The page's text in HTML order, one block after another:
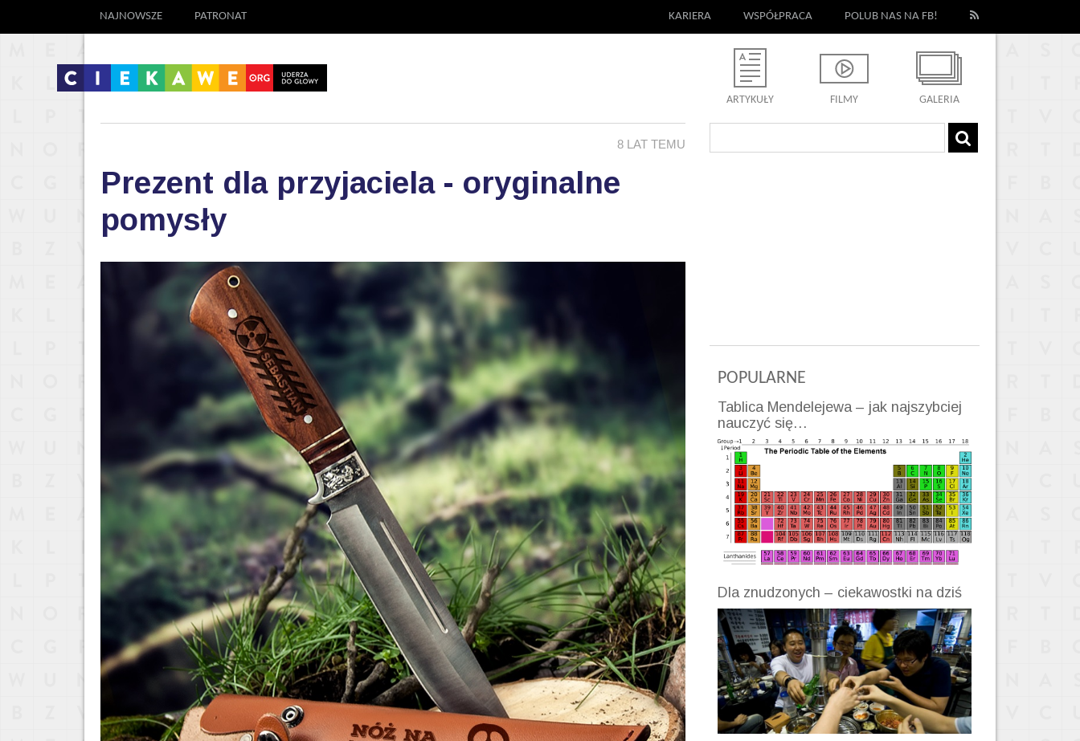
NAJNOWSZE PATRONAT KARIERA WSPÓŁPRACA POLUB NAS NA FB!
ARTYKUŁY FILMY GALERIA
8 LAT TEMU
Prezent dla przyjaciela - oryginalne
pomysły
POPULARNE
Tablica Mendelejewa – jak najszybciej
nauczyć się…
Dla znudzonych – ciekawostki na dziś